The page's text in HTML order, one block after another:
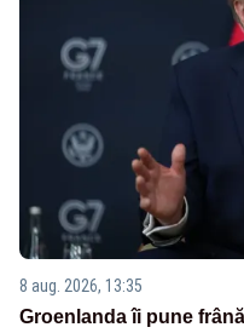
8 aug. 2026, 13:35
Groenlanda îi pune